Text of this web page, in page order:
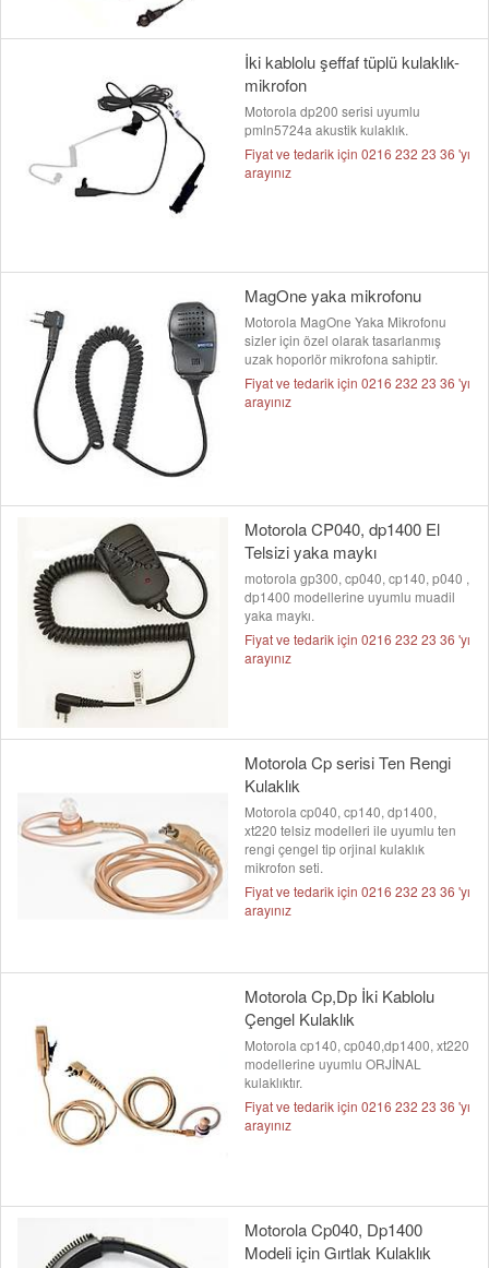
İki kablolu şeffaf tüplü kulaklık-
mikrofon
Motorola dp200 serisi uyumlu
pmln5724a akustik kulaklık.
Fiyat ve tedarik için 0216 232 23 36 'yı
arayınız
MagOne yaka mikrofonu
Motorola MagOne Yaka Mikrofonu
sizler için özel olarak tasarlanmış
uzak hoporlör mikrofona sahiptir.
Fiyat ve tedarik için 0216 232 23 36 'yı
arayınız
Motorola CP040, dp1400 El
Telsizi yaka maykı
motorola gp300, cp040, cp140, p040 ,
dp1400 modellerine uyumlu muadil
yaka maykı.
Fiyat ve tedarik için 0216 232 23 36 'yı
arayınız
Motorola Cp serisi Ten Rengi
Kulaklık
Motorola cp040, cp140, dp1400,
xt220 telsiz modelleri ile uyumlu ten
rengi çengel tip orjinal kulaklık
mikrofon seti.
Fiyat ve tedarik için 0216 232 23 36 'yı
arayınız
Motorola Cp,Dp İki Kablolu
Çengel Kulaklık
Motorola cp140, cp040,dp1400, xt220
modellerine uyumlu ORJİNAL
kulaklıktır.
Fiyat ve tedarik için 0216 232 23 36 'yı
arayınız
Motorola Cp040, Dp1400
Modeli için Gırtlak Kulaklık